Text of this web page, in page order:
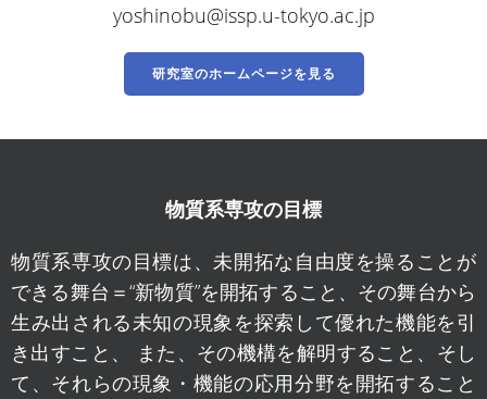
yoshinobu@issp.u-tokyo.ac.jp
研究室のホームページを見る
物質系専攻の目標
物質系専攻の目標は、未開拓な自由度を操ることが
できる舞台＝“新物質”を開拓すること、その舞台から
生み出される未知の現象を探索して優れた機能を引
き出すこと、 また、その機構を解明すること、そし
て、それらの現象・機能の応用分野を開拓すること